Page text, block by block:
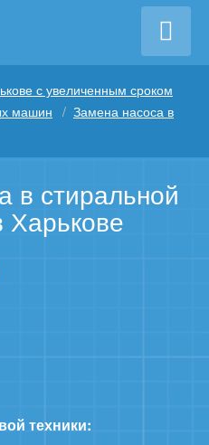
с увеличенным сроком
машин
Замена насоса в
в стиральной
техники: